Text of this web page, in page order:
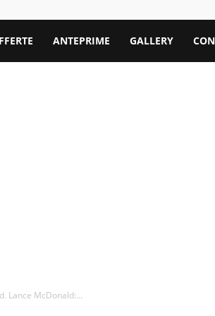
ANTEPRIME GALLERY
Lance McDonald:...